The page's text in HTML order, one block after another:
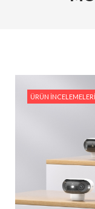
#Reolink
#Reolink
Önlemenin Etkili
#Reolink NVR
Nasıl Yönetirsiniz?
ÜRÜN İNCELEMELERI